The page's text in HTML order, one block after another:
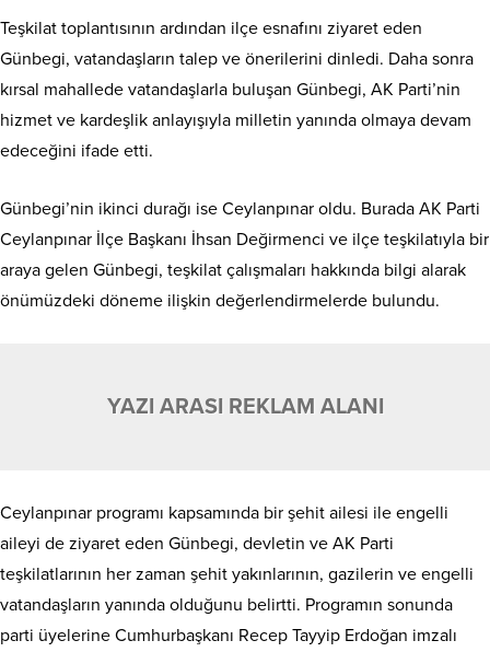
Teşkilat toplantısının ardından ilçe esnafını ziyaret eden
Günbegi, vatandaşların talep ve önerilerini dinledi. Daha sonra
kırsal mahallede vatandaşlarla buluşan Günbegi, AK Parti’nin
hizmet ve kardeşlik anlayışıyla milletin yanında olmaya devam
edeceğini ifade etti.
Günbegi’nin ikinci durağı ise Ceylanpınar oldu. Burada AK Parti
Ceylanpınar İlçe Başkanı İhsan Değirmenci ve ilçe teşkilatıyla bir
araya gelen Günbegi, teşkilat çalışmaları hakkında bilgi alarak
önümüzdeki döneme ilişkin değerlendirmelerde bulundu.
YAZI ARASI REKLAM ALANI
Ceylanpınar programı kapsamında bir şehit ailesi ile engelli
aileyi de ziyaret eden Günbegi, devletin ve AK Parti
teşkilatlarının her zaman şehit yakınlarının, gazilerin ve engelli
vatandaşların yanında olduğunu belirtti. Programın sonunda
parti üyelerine Cumhurbaşkanı Recep Tayyip Erdoğan imzalı